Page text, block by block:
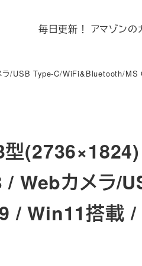
毎日更新！ アマゾンの
ラ/USB Type-C/WiFi&Bluetooth/
Webカメラ/
Win11搭載 /